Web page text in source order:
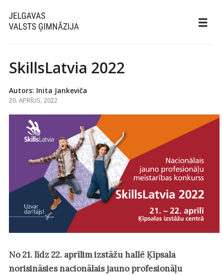
SkillsLatvia 2022
Autors: Inita Jankeviča
20. APRĪLIS, 2022
No 21. līdz 22. aprīlim izstāžu hallē Ķīpsala
norisināsies nacionālais jauno profesionāļu